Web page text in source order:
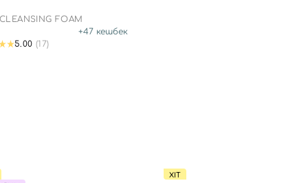
FOAM
+47 кешбек
5.00 (17)
ХІТ